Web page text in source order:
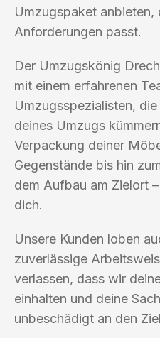
Umzugspaket anbieten,
Anforderungen passt.
Der Umzugskönig
mit einem erfahrenen
Umzugsspezialisten,
deines Umzugs
Verpackung deiner
Gegenstände bis hin
dem Aufbau am Zielort
dich.
Unsere Kunden loben
zuverlässige
verlassen, dass wir
einhalten und deine
unbeschädigt an den